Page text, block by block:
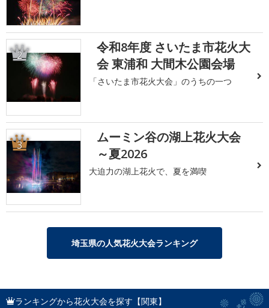
2
令和8年度 さいたま市花火大
会 東浦和 大間木公園会場
「さいたま市花火大会」のうちの一つ
3
ムーミン谷の湖上花火大会
～夏2026
大迫力の湖上花火で、夏を満喫
埼玉県の人気花火大会ランキング
ランキングから花火大会を探す【関東】